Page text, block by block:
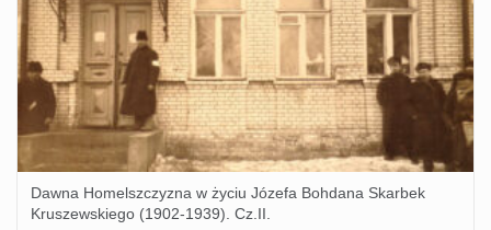
Dawna Homelszczyzna w życiu Józefa Bohdana Skarbek
Kruszewskiego (1902-1939). Cz.II.